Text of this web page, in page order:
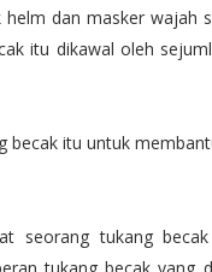
dan masker wajah
itu dikawal oleh
itu untuk
seorang tukang